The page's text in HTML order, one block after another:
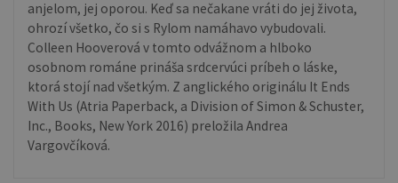
anjelom, jej oporou. Keď sa nečakane vráti do jej života,
ohrozí všetko, čo si s Rylom namáhavo vybudovali.
Colleen Hooverová v tomto odvážnom a hlboko
osobnom románe prináša srdcervúci príbeh o láske,
ktorá stojí nad všetkým. Z anglického originálu It Ends
With Us (Atria Paperback, a Division of Simon & Schuster,
Inc., Books, New York 2016) preložila Andrea
Vargovčíková.